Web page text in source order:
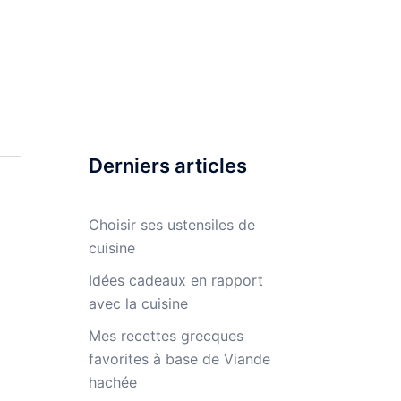
Derniers articles
Choisir ses ustensiles de
cuisine
Idées cadeaux en rapport
avec la cuisine
Mes recettes grecques
favorites à base de Viande
hachée